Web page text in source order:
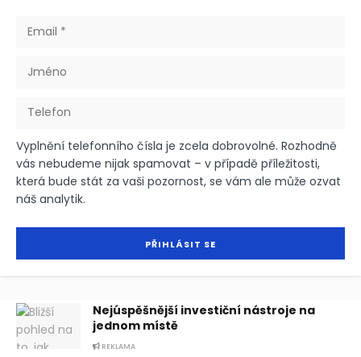
Vyplnění telefonního čísla je zcela dobrovolné. Rozhodně
vás nebudeme nijak spamovat – v případě příležitosti,
která bude stát za vaši pozornost, se vám ale může ozvat
náš analytik.
Nejúspěšnější investiční nástroje na
jednom místě
REKLAMA